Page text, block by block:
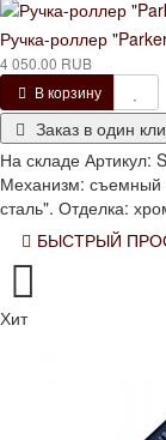
Ручка-роллер
4 050.00 RUB
В корзину
Заказ в один
На складе Артикул:
Механизм: съемный
сталь". Отделка:
БЫСТРЫЙ
Хит